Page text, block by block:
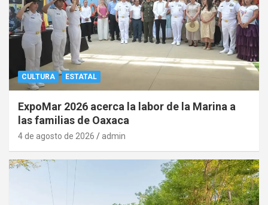
CULTURA ESTATAL
ExpoMar 2026 acerca la labor de la Marina a
las familias de Oaxaca
4 de agosto de 2026 admin